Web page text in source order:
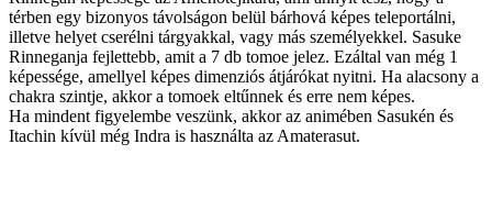
térben egy bizonyos távolságon belül bárhová képes teleportálni,
illetve helyet cserélni tárgyakkal, vagy más személyekkel. Sasuke
Rinneganja fejlettebb, amit a 7 db tomoe jelez. Ezáltal van még 1
képessége, amellyel képes dimenziós átjárókat nyitni. Ha alacsony a
chakra szintje, akkor a tomoek eltűnnek és erre nem képes.
Ha mindent figyelembe veszünk, akkor az animében Sasukén és
Itachin kívül még Indra is használta az Amaterasut.